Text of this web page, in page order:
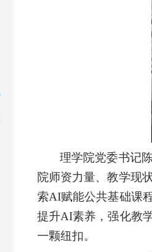
理学院党委书记
院师资力量、教学现
索AI赋能公共基础课
提升AI素养，强化教
一颗纽扣。